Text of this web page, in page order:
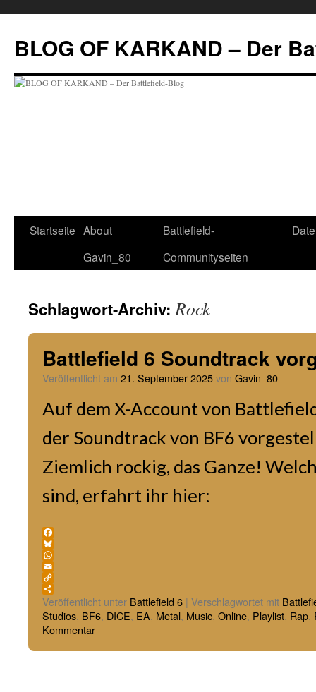
springen
BLOG OF KARKAND – Der
Startseite About
Gavin_80
Battlefield-
Communityseiten
Schlagwort-Archiv:Rock
Battlefield 6 Soundtrack
Veröffentlicht am 21. September 2025von Gavin_80
Auf dem X-Account von
der Soundtrack von BF6
Ziemlich rockig, das Ganze!
sind, erfahrt ihr hier:
Facebook
Bluesky
WhatsApp
Email
Copy
Link
Teilen
Veröffentlicht unter Battlefield 6 | Verschlagwortet mit
Studios, BF6, DICE, EA, Metal, Music, Online, Playlist, Rap,
Kommentar